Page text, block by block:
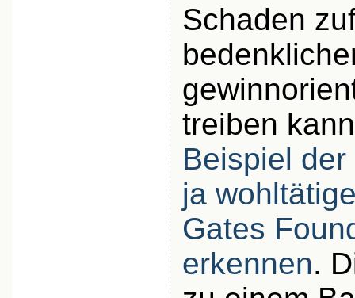
Schaden
treiben
Beispiel
ja
Gates
erkennen.